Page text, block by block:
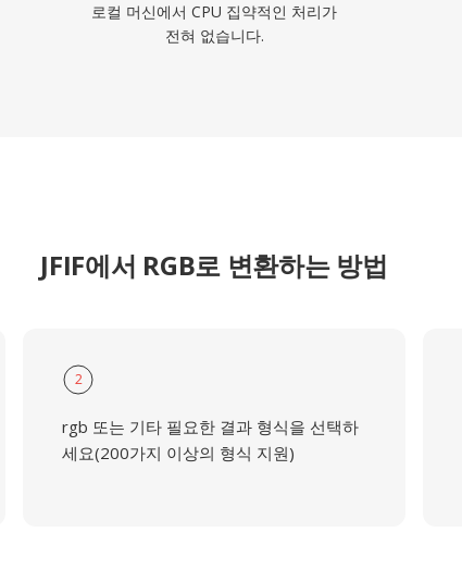
로컬 머신에서 CPU 집약적인 처리가
전혀 없습니다.
JFIF에서 RGB로 변환하는 방법
2
rgb 또는 기타 필요한 결과 형식을 선택하
세요(200가지 이상의 형식 지원)